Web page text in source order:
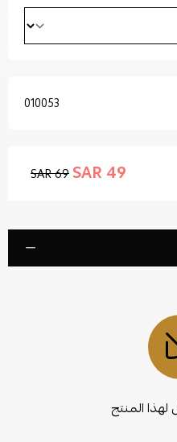
010053
49 SAR
69 SAR
المنتج